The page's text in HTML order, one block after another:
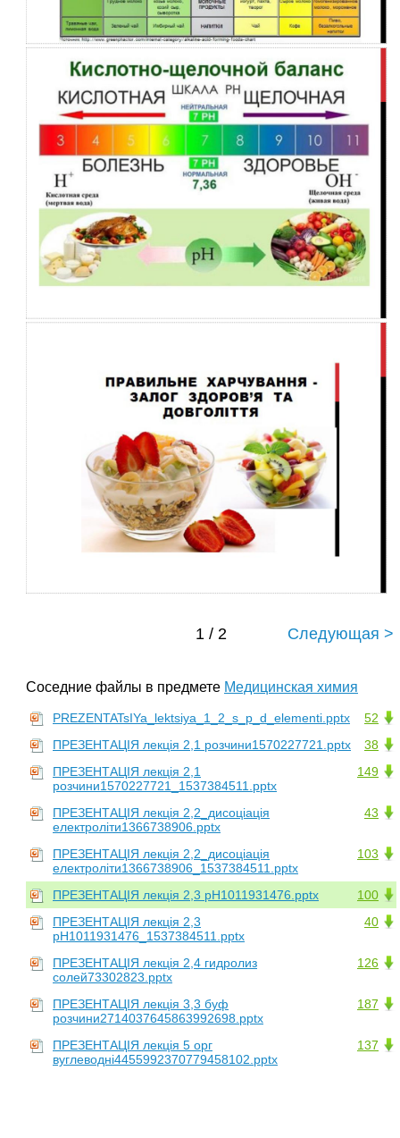
1 / 2 Следующая >
Соседние файлы в предмете Медицинская химия
52
PREZENTATsIYa_lektsiya_1_2_s_p_d_elementi.pptx
38
ПРЕЗЕНТАЦІЯ лекція 2,1 розчини1570227721.pptx
149
ПРЕЗЕНТАЦІЯ лекція 2,1
розчини1570227721_1537384511.pptx
43
ПРЕЗЕНТАЦІЯ лекція 2,2_дисоціація
електроліти1366738906.pptx
103
ПРЕЗЕНТАЦІЯ лекція 2,2_дисоціація
електроліти1366738906_1537384511.pptx
100
ПРЕЗЕНТАЦІЯ лекція 2,3 рН1011931476.pptx
40
ПРЕЗЕНТАЦІЯ лекція 2,3
рН1011931476_1537384511.pptx
126
ПРЕЗЕНТАЦІЯ лекція 2,4 гидролиз
солей73302823.pptx
187
ПРЕЗЕНТАЦІЯ лекція 3,3 буф
розчини2714037645863992698.pptx
137
ПРЕЗЕНТАЦІЯ лекція 5 орг
вуглеводні4455992370779458102.pptx